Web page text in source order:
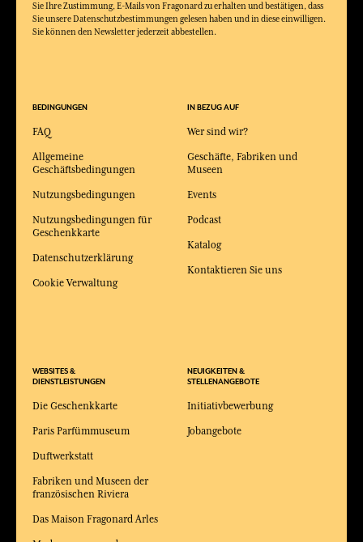
Sie Ihre Zustimmung, E-Mails von Fragonard zu erhalten und bestätigen, dass
Sie unsere Datenschutzbestimmungen gelesen haben und in diese einwilligen.
Sie können den Newsletter jederzeit abbestellen.
BEDINGUNGEN
FAQ
Allgemeine
Geschäftsbedingungen
Nutzungsbedingungen
Nutzungsbedingungen für
Geschenkkarte
Datenschutzerklärung
Cookie Verwaltung
WEBSITES &
DIENSTLEISTUNGEN
Die Geschenkkarte
Paris Parfümmuseum
Duftwerkstatt
Fabriken und Museen der
französischen Riviera
Das Maison Fragonard Arles
IN BEZUG AUF
Wer sind wir?
Geschäfte, Fabriken und
Museen
Events
Podcast
Katalog
Kontaktieren Sie uns
NEUIGKEITEN &
STELLENANGEBOTE
Initiativbewerbung
Jobangebote